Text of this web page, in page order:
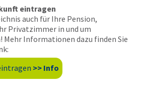
eintragen
auch für Ihre Pension,
Privatzimmer in und um
Mehr Informationen dazu finden Sie
>> Info